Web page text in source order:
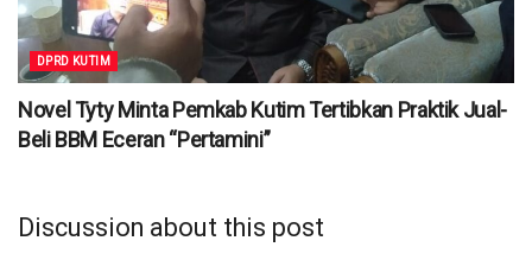
DPRD KUTIM
Novel Tyty Minta Pemkab Kutim Tertibkan Praktik Jual-
Beli BBM Eceran “Pertamini”
Discussion about this post